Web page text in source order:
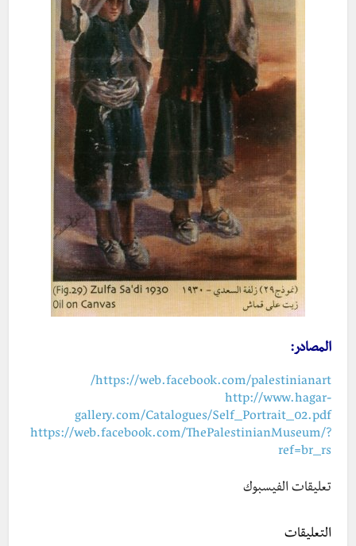
المصادر:
https://web.facebook.com/palestinianart/
http://www.hagar-
gallery.com/Catalogues/Self_Portrait_02.pdf
https://web.facebook.com/ThePalestinianMuseum/?
ref=br_rs
تعليقات الفيسبوك
التعليقات